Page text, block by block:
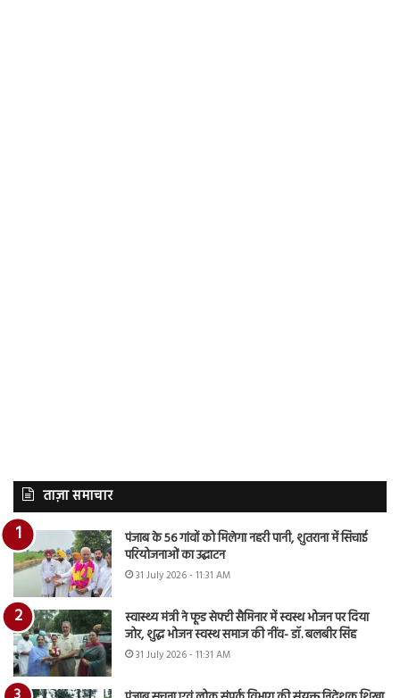
ताज़ा समाचार
पंजाब के 56 गांवों को मिलेगा नहरी पानी, शुतराना में सिंचाई
परियोजनाओं का उद्घाटन
31 July 2026 - 11:31 AM
स्वास्थ्य मंत्री ने फूड सेफ्टी सैमिनार में स्वस्थ भोजन पर दिया
जोर, शुद्ध भोजन स्वस्थ समाज की नींव- डॉ. बलबीर सिंह
31 July 2026 - 11:31 AM